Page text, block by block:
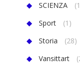
SCIENZA
Sport
(1)
Storia
(28)
Vansittart